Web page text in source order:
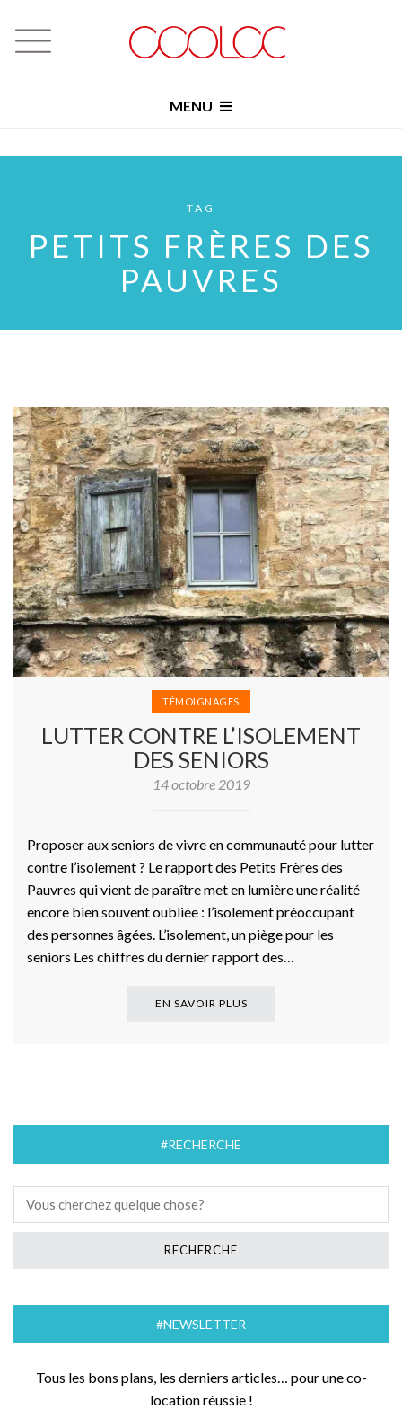
MENU
TAG
PETITS FRÈRES DES
PAUVRES
TÉMOIGNAGES
LUTTER CONTRE L’ISOLEMENT
DES SENIORS
14 octobre 2019
Proposer aux seniors de vivre en communauté pour lutter
contre l’isolement ? Le rapport des Petits Frères des
Pauvres qui vient de paraître met en lumière une réalité
encore bien souvent oubliée : l’isolement préoccupant
des personnes âgées. L’isolement, un piège pour les
seniors Les chiffres du dernier rapport des…
EN SAVOIR PLUS
#RECHERCHE
#NEWSLETTER
Tous les bons plans, les derniers articles… pour une co-
location réussie !